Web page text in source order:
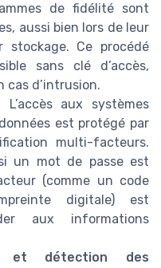
de fidélité sont
aussi bien lors de leur
stockage. Ce procédé
sans clé d’accès,
cas d’intrusion.
L’accès aux systèmes
est protégé par
multi-facteurs.
un mot de passe est
(comme un code
digitale) est
aux informations
et détection des